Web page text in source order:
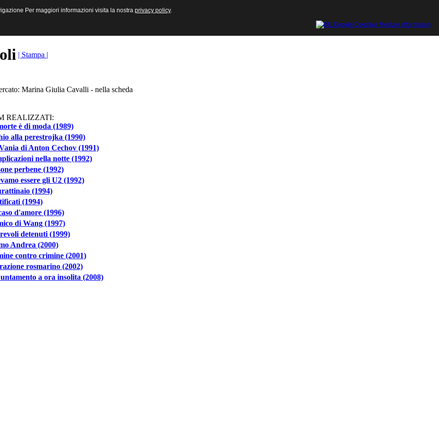
e Multimediali
| Stampa |
Marina Giulia Cavalli - nella scheda
REALIZZATI:
è di moda (1989)
alla perestrojka (1990)
di Anton Cechov (1991)
nella notte (1992)
perbene (1992)
essere gli U2 (1992)
(1994)
(1994)
d'amore (1996)
di Wang (1997)
detenuti (1999)
Andrea (2000)
contro crimine (2001)
rosmarino (2002)
a ora insolita (2008)
Per maggiori informazioni visita la nostra privacy policy.
Per maggiori informazioni visita la nostra privacy policy.